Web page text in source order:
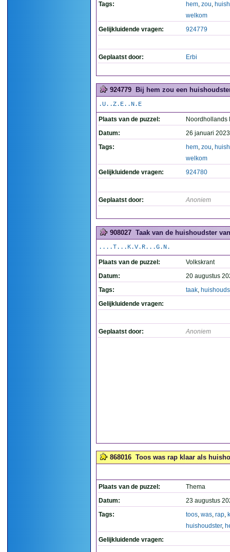
Tags:
hem, zou,
welkom
Gelijkluidende vragen:
924779
Geplaatst door: Erbi
924779 Bij hem zou een
.U..Z.E..N.E
Plaats van de puzzel:
Noordhollands
Datum:
26 januari
Tags:
hem, zou,
welkom
Gelijkluidende vragen:
924780
Geplaatst door: Anoniem
908027 Taak van de huishoudster
....T...K.V.R...G.N.
Plaats van de puzzel:
Volkskrant
Datum:
20 augustus
Tags:
taak,
Gelijkluidende vragen:
Geplaatst door: Anoniem
868016 Toos was rap klaar als
Plaats van de puzzel:
Thema
Datum:
23 augustus
Tags:
toos, was, rap,
huishoudster,
Gelijkluidende vragen: